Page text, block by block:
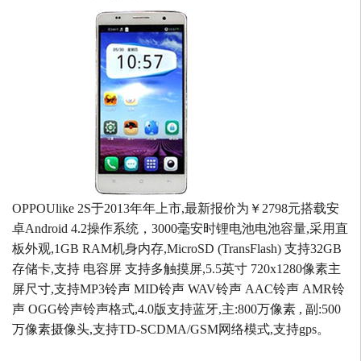
OPPOUlike 2S于2013年年上市,最新报价为￥2798元搭载安
卓Android 4.2操作系统，3000毫安时锂电池电池容量,采用直
板外观,1GB RAM机身内存,MicroSD (TransFlash) 支持32GB
存储卡,支持 电容屏 支持多触摸屏,5.5英寸 720x1280像素主
屏尺寸,支持MP3铃声 MID铃声 WAV铃声 AAC铃声 AMR铃
声 OGG铃声铃声格式,4.0版支持蓝牙,主:800万像素 , 副:500
万像素摄像头,支持TD-SCDMA/GSM网络模式,支持gps。